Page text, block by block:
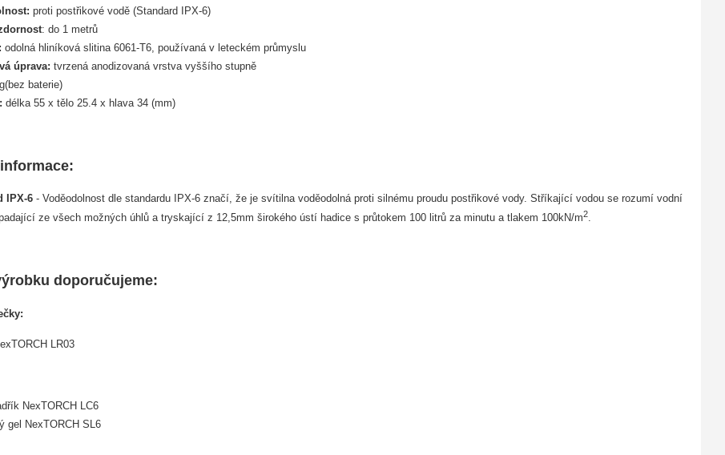
proti postřikové vodě (Standard IPX-6)
: do 1 metrů
odolná hliníková slitina 6061-T6, používaná v leteckém průmyslu
úprava: tvrzená anodizovaná vrstva vyššího stupně
baterie)
délka 55 x tělo 25.4 x hlava 34 (mm)
IPX-6 - Voděodolnost dle standardu IPX-6 značí, že je svítilna voděodolná proti silnému proudu postřikové vody. Stříkající vodou se rozumí vodní
ze všech možných úhlů a tryskající z 12,5mm širokého ústí hadice s průtokem 100 litrů za minutu a tlakem 100kN/m2.
doporučujeme:
LR03
NexTORCH LC6
gel NexTORCH SL6